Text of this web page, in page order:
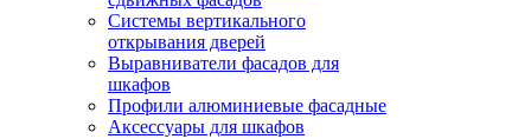
Системы вертикального
открывания дверей
Выравниватели фасадов для
шкафов
Профили алюминиевые фасадные
Аксессуары для шкафов